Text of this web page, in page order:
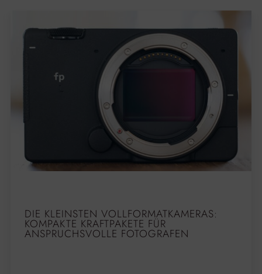
DIE KLEINSTEN VOLLFORMATKAMERAS:
KOMPAKTE KRAFTPAKETE FÜR
ANSPRUCHSVOLLE FOTOGRAFEN